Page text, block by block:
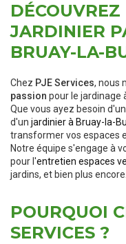
DÉCOUVREZ
JARDINIER
BRUAY-LA-
Chez PJE Services, nous
passion pour le jardinage
Que vous ayez besoin d'un
d'un jardinier à Bruay-la-
transformer vos espaces
Notre équipe s'engage à
pour l'entretien espaces
jardins, et bien plus encore.
POURQUOI
SERVICES ?